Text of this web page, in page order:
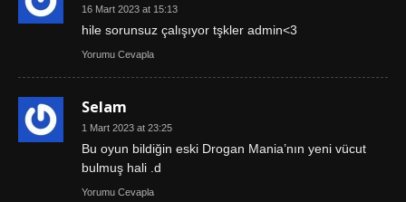
16 Mart 2023 at 15:13
hile sorunsuz çalışıyor tşkler admin<3
Yorumu Cevapla
Selam
1 Mart 2023 at 23:25
Bu oyun bildiğin eski Drogan Mania’nın yeni vücut
bulmuş hali .d
Yorumu Cevapla